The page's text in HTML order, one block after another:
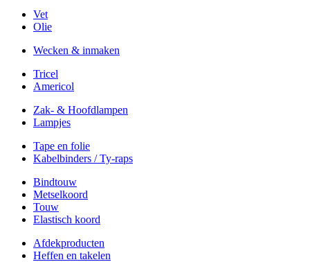
Vet
Olie
Wecken & inmaken
Tricel
Americol
Zak- & Hoofdlampen
Lampjes
Tape en folie
Kabelbinders / Ty-raps
Bindtouw
Metselkoord
Touw
Elastisch koord
Afdekproducten
Heffen en takelen